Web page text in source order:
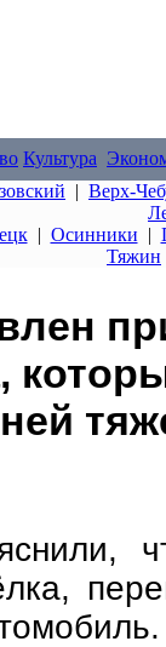
Культура
| Верх-
| Осинники |
Тяжин